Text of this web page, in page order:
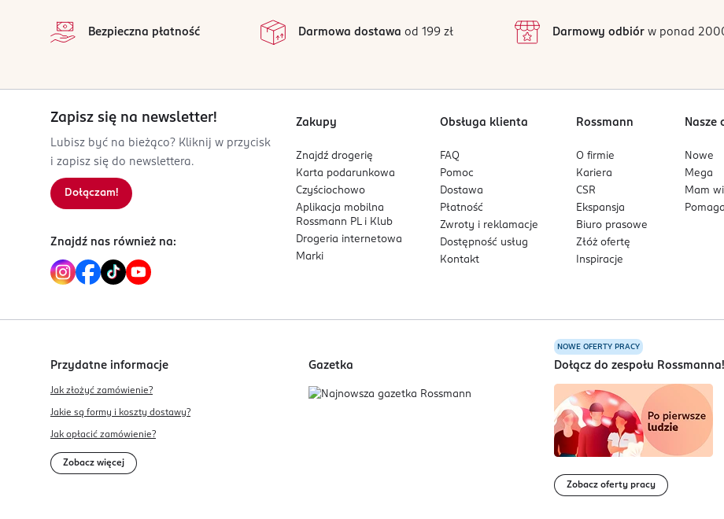
Bezpieczna płatność Darmowa dostawa od 199 zł Darmowy odbiórw ponad
Zapisz się na newsletter!
Lubisz być na bieżąco? Kliknij w przycisk
i zapisz się do newslettera.
Dołączam!
Znajdź nas również na:
Zakupy
Znajdź drogerię
Karta podarunkowa
Czyściochowo
Aplikacja mobilna
Rossmann PL i Klub
Drogeria internetowa
Marki
Obsługa klienta
FAQ
Pomoc
Dostawa
Płatność
Zwroty i reklamacje
Dostępność usług
Kontakt
Rossmann
O firmie
Kariera
CSR
Ekspansja
Biuro prasowe
Złóż ofertę
Inspiracje
Nasze
Nowe
Mega
Mam
Przydatne informacje
Jak złożyć zamówienie?
Jakie są formy i koszty dostawy?
Jak opłacić zamówienie?
Zobacz więcej
Gazetka
NOWE OFERTY PRACY
Dołącz do zespołu Rossmanna!
Zobacz oferty pracy